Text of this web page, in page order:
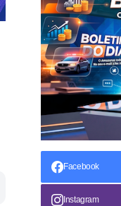
Facebook
Instagram